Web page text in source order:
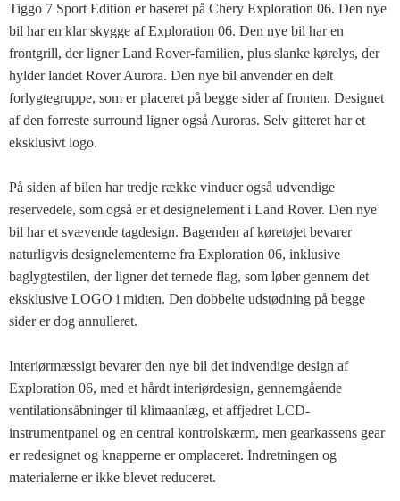
Tiggo 7 Sport Edition er baseret på Chery Exploration 06. Den nye
bil har en klar skygge af Exploration 06. Den nye bil har en
frontgrill, der ligner Land Rover-familien, plus slanke kørelys, der
hylder landet Rover Aurora. Den nye bil anvender en delt
forlygtegruppe, som er placeret på begge sider af fronten. Designet
af den forreste surround ligner også Auroras. Selv gitteret har et
eksklusivt logo.
På siden af ​​bilen har tredje række vinduer også udvendige
reservedele, som også er et designelement i Land Rover. Den nye
bil har et svævende tagdesign. Bagenden af ​​køretøjet bevarer
naturligvis designelementerne fra Exploration 06, inklusive
baglygtestilen, der ligner det ternede flag, som løber gennem det
eksklusive LOGO i midten. Den dobbelte udstødning på begge
sider er dog annulleret.
Interiørmæssigt bevarer den nye bil det indvendige design af
Exploration 06, med et hårdt interiørdesign, gennemgående
ventilationsåbninger til klimaanlæg, et affjedret LCD-
instrumentpanel og en central kontrolskærm, men gearkassens gear
er redesignet og knapperne er omplaceret. Indretningen og
materialerne er ikke blevet reduceret.